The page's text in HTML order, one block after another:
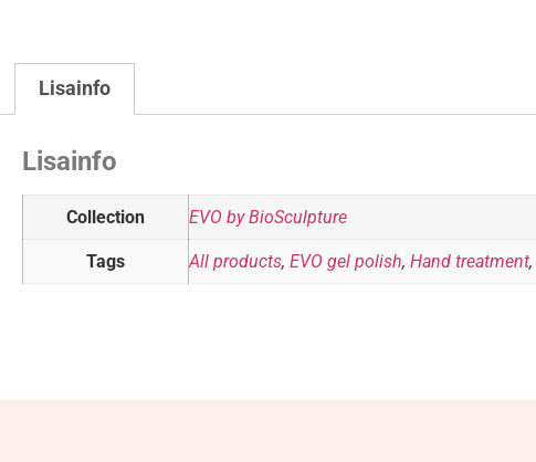
Lisainfo
Lisainfo
Collection EVO by BioSculpture
Tags All products, EVO gel polish, Hand treatment,